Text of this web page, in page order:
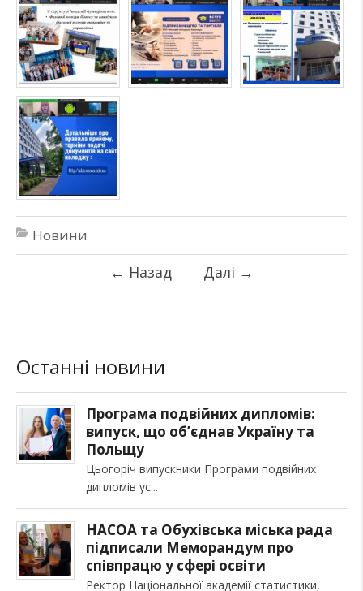
Новини
← Назад Далі →
Останні новини
Програма подвійних дипломів:
випуск, що об’єднав Україну та
Польщу
Цьогоріч випускники Програми подвійних
дипломів ус
НАСОА та Обухівська міська рада
підписали Меморандум про
співпрацю у сфері освіти
Ректор Національної академії статистики,